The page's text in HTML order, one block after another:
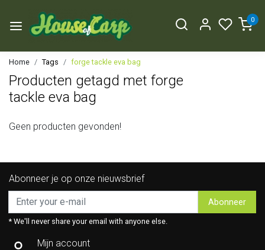
0
Home Tags forge tackle eva bag
Producten getagd met forge
tackle eva bag
Geen producten gevonden!
Abonneer je op onze nieuwsbrief
Abonneer
* We'll never share your email with anyone else.
Mijn account